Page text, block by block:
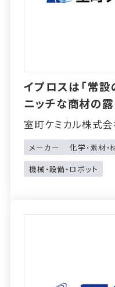
イプロスは「常
ニッチな商材の
室町ケミカル株式
メーカー 化学・素材・
機械・設備・ロボット